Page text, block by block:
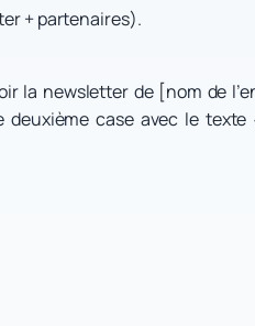
+ partenaires).
la newsletter de [nom de
case avec le